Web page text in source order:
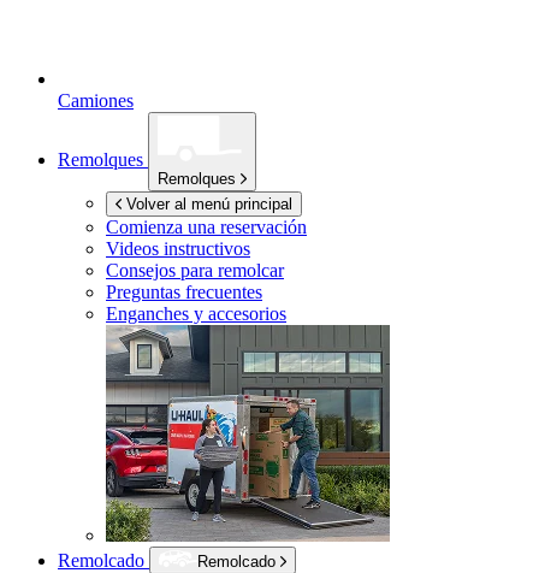
Camiones
Remolques
Remolques
Volver al menú principal
Comienza una reservación
Videos instructivos
Consejos para remolcar
Preguntas frecuentes
Enganches y accesorios
Remolcado
Remolcado